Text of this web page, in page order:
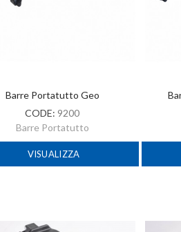
Barre Portatutto Geo
CODE: 9200
Barre Portatutto
VISUALIZZA